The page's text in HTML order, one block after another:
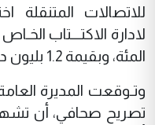
للاتصالات المتنقلة
المئة، وبقيمة 1.2 بليون ديــنار (4.4 بليون دولار).
وتـوقعت المديرة
تصريح صحافي، أن